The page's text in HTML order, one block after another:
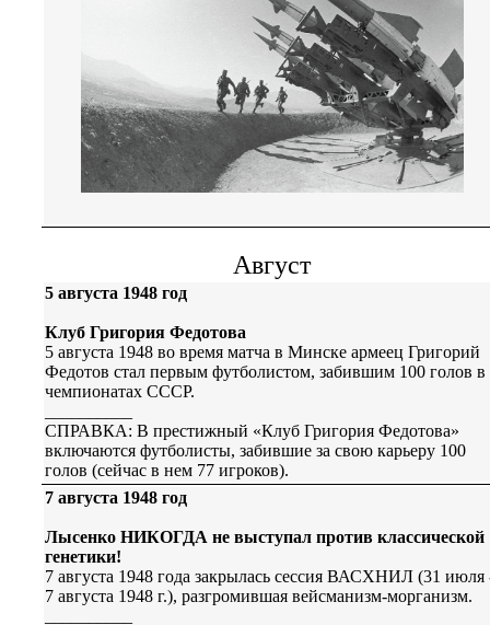
Август
5 августа 1948 год
Клуб Григория Федотова
5 августа 1948 во время матча в Минске армеец Григорий
Федотов стал первым футболистом, забившим 100 голов в
чемпионатах СССР.
СПРАВКА: В престижный «Клуб Григория Федотова»
включаются футболисты, забившие за свою карьеру 100
голов (сейчас в нем 77 игроков).
7 августа 1948 год
Лысенко НИКОГДА не выступал против классической
генетики!
7 августа 1948 года закрылась сессия ВАСХНИЛ (31 июля
7 августа 1948 г.), разгромившая вейсманизм-морганизм.